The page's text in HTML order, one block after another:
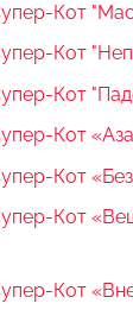
Кот
Кот
Кот
Кот
Кот
Кот
Кот